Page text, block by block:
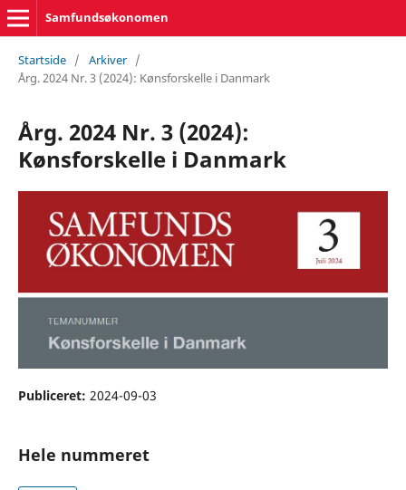
Samfundsøkonomen
Startside / Arkiver /
Årg. 2024 Nr. 3 (2024): Kønsforskelle i Danmark
Årg. 2024 Nr. 3 (2024):
Kønsforskelle i Danmark
Publiceret: 2024-09-03
Hele nummeret